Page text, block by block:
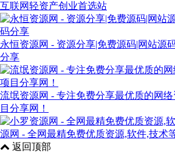
互联网轻资产创业首选站
永恒资源网 - 资源分享|免费源码|网站源
分享
流氓资源网 - 专注免费分享最优质的网
目分享网！
源网 - 全网最精免费优质资源,软件,技术
返回顶部